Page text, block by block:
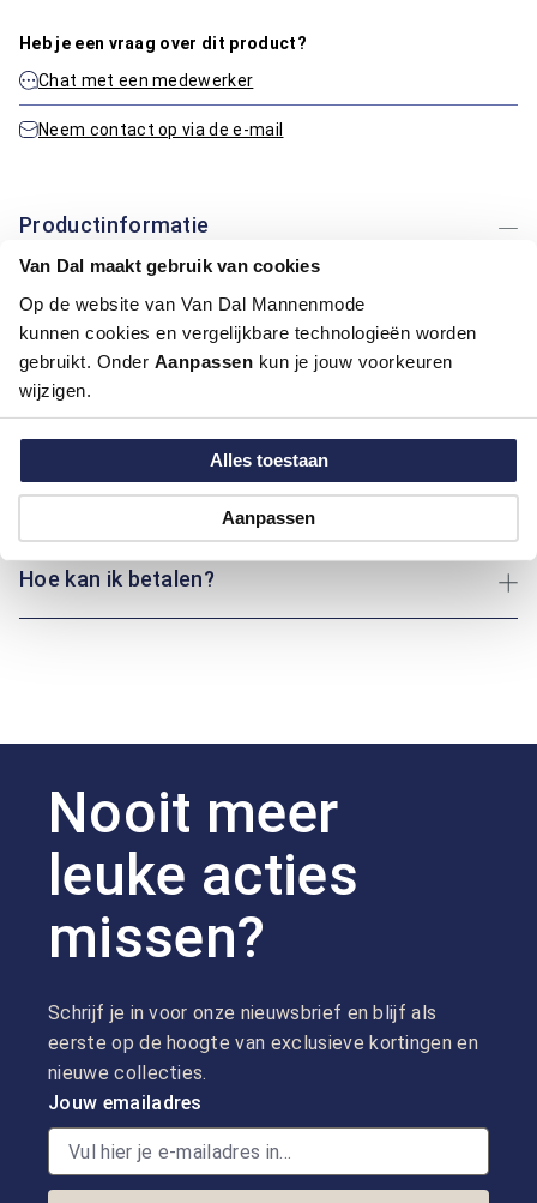
Van Dal maakt gebruik van cookies
Op de website van Van Dal Mannenmode
kunnen cookies en vergelijkbare technologieën worden
gebruikt. Onder Aanpassen kun je jouw voorkeuren
wijzigen.
Alles toestaan
Aanpassen
Heb je een vraag over dit product?
Chat met een medewerker
Neem contact op via de e-mail
Productinformatie
Kleur:
Blauw/Navy
Materiaal:
54% Polyester / 43% Katoen / 4% Elastaan
Pasvorm:
Regular Fit
Hoe kan ik betalen?
Nooit meer
leuke acties
missen?
Schrijf je in voor onze nieuwsbrief en blijf als
eerste op de hoogte van exclusieve kortingen en
nieuwe collecties.
Jouw emailadres